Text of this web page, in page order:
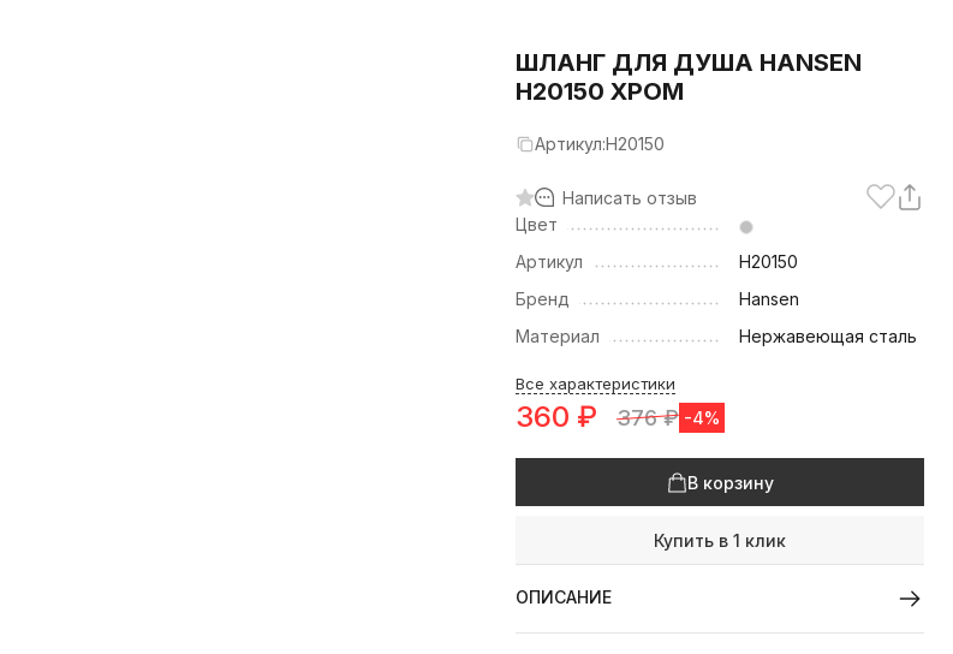
ШЛАНГ ДЛЯ ДУША HANSEN
H20150 ХРОМ
Артикул:H20150
Написать отзыв
Цвет
Артикул
H20150
Бренд
Hansen
Материал
Нержавеющая сталь
Все характеристики
360 ₽ 376₽ -4%
В корзину
Купить в 1 клик
ОПИСАНИЕ